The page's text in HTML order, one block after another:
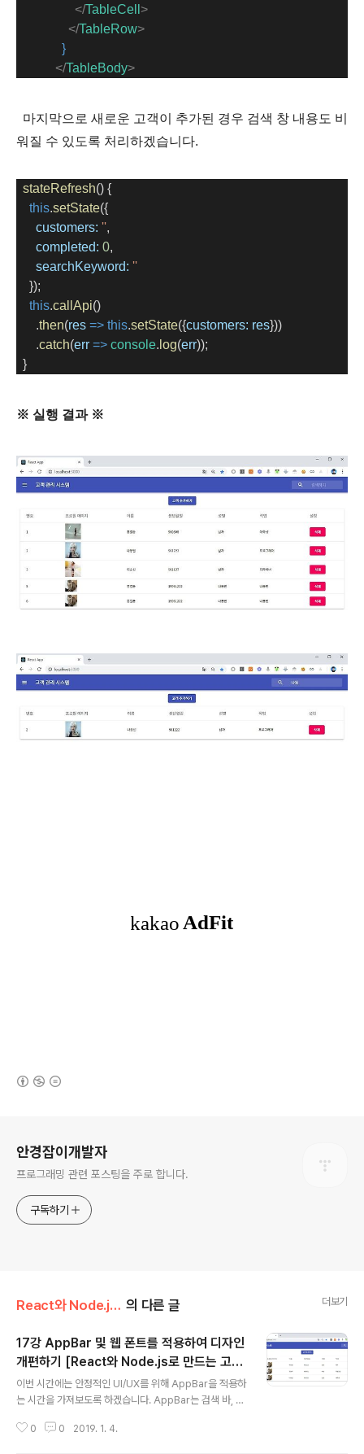
</TableCell >
</TableRow>
}
</TableBody>
마지막으로 새로운 고객이 추가된 경우 검색 창 내용도 비
워질 수 있도록 처리하겠습니다.
stateRefresh() {
this.setState({
customers: '',
completed: 0,
searchKeyword: ''
    });
this.callApi()
      .
then(res => this.setState({customers: res}))
      .
catch(err => console. log(err));
  }
※ 실행 결과 ※
안경잡이개발자
프로그래밍 관련 포스팅을 주로 합니다.
구독하기
React와 Node.js로 만드는 고객 관리 시스템 개발 강좌 의 다른 글 더보기
17강 AppBar 및 웹 폰트를 적용하여 디자인
개편하기 [React와 Node.js로 만드는 고객
관리 시스템 개발 강좌]
이번 시간에는 안정적인 UI/UX를 위해 AppBar을 적용하
는 시간을 가져보도록 하겠습니다. AppBar는 검색 바, 내
client 폴더로 이동해서 다음과 같은 명령어를 입력해서 ic
0 0 2019. 1. 4.